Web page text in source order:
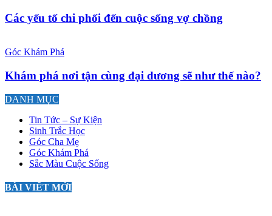
Các yếu tố chi phối đến cuộc sống vợ chồng
Góc Khám Phá
Khám phá nơi tận cùng đại dương sẽ như thế nào?
DANH MỤC
Tin Tức – Sự Kiện
Sinh Trắc Học
Góc Cha Mẹ
Góc Khám Phá
Sắc Màu Cuộc Sống
BÀI VIẾT MỚI